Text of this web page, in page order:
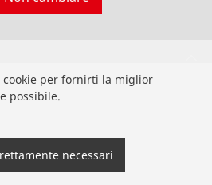
cookie per fornirti la miglior
possibile.
necessari